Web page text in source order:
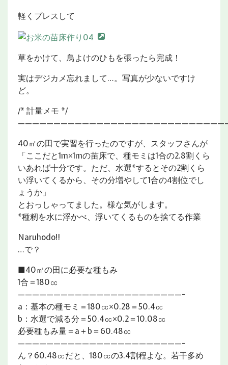
軽くプレスして
草をかけて、鳥よけのひもを張ったら完成！
実はデジカメ忘れまして…。写真が少ないですけ
ど。
/* 計量メモ */
40㎡の田で実習を行ったのですが、スタッフさんが
「ここだと1m×1mの苗床で、種モミは1合の2.8割くら
いあれば十分です。ただ、水選*するとその2割くら
い浮いてくるから、その分増やして1合の4割位でし
ょうか」
とおっしゃってました。様な気がします。
*種籾を水に浮かべ、浮いてくるものを捨てる作業
Naruhodo!!
…で？
■40㎡の田に必要な種もみ
1合＝180㏄
———————————————————————-
a：基本の種モミ＝180㏄×0.28＝50.4㏄
b：水選で減る分＝50.4㏄×0.2＝10.08㏄
必要種もみ量＝a＋b＝60.48㏄
———————————————————————-
ん？60.48㏄だと、180㏄の3.4割程よな。若干多め